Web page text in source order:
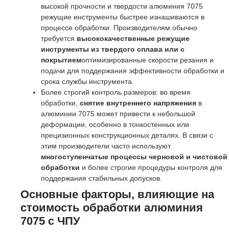
высокой прочности и твердости алюминия 7075
режущие инструменты быстрее изнашиваются в
процессе обработки. Производителям обычно
требуется высококачественные режущие
инструменты из твердого сплава или с
покрытиемоптимизированные скорости резания и
подачи для поддержания эффективности обработки и
срока службы инструмента.
Более строгий контроль размеров: во время
обработки, снятие внутреннего напряжения в
алюминии 7075 может привести к небольшой
деформации, особенно в тонкостенных или
прецизионных конструкционных деталях. В связи с
этим производители часто используют
многоступенчатые процессы черновой и чистовой
обработки и более строгие процедуры контроля для
поддержания стабильных допусков.
Основные факторы, влияющие на
стоимость обработки алюминия
7075 с ЧПУ